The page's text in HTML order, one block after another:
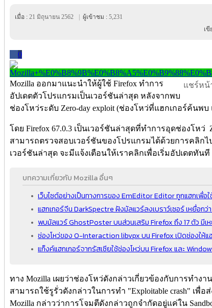
เมื่อ : 21 มิถุนายน 2562 ผู้เข้าชม : 5,231
เ
0
แชร์หน้
Mozilla ออกมาแนะนำให้ผู้ใช้ Firefox ทำการ
อัปเดตตัวโปรแกรมเป็นเวอร์ชันล่าสุด หลังจากพบ
ช่องโหว่ระดับ Zero-day exploit (ช่องโหว่ที่แฮกเกอร์ค้น
โดย Firefox 67.0.3 เป็นเวอร์ชันล่าสุดที่ทำการอุดช่องโหว่
สามารถตรวจสอบเวอร์ชันของโปรแกรมได้ด้วยการคลิกไ
เวอร์ชันล่าสุด จะมีแจ้งเตือนให้เราคลิกเพื่อเริ่มอัปเดตทันที
บทความเกี่ยวกับ Mozilla อื่นๆ
เว็บไซต์อย่างเป็นทางการของ EmEditor Editor ถูกแฮกเพื่อ
แฮกเกอร์จีน DarkSpectre ฝังมัลแวร์ลงเบราว์เซอร์ เหยื่อกว่
พบมัลแวร์ GhostPoster บนส่วนเสริม Firefox ถึง 17 ตัว มีเ
ช่องโหว่ของ 0-Interaction libvpx บน Firefox เปิดช่องให้แ
แก็งค์แฮกเกอร์จากรัสเซียใช้ช่องโหว่บน Firefox และ
ทาง Mozilla เผยว่าช่องโหว่ดังกล่าวเกี่ยวข้องกับการทำงา
สามารถใช้รูรั่วดังกล่าวในการทำ "Exploitable crash" เพื่
Mozilla กล่าวว่าการโจมตีดังกล่าวถูกจำกัดอยู่แค่ใน